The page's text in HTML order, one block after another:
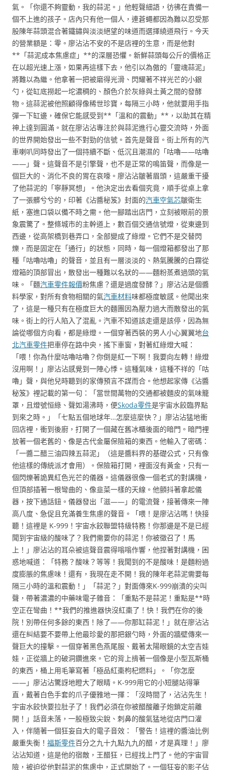
氣。「你還不夠靈動，我的蒜泥。」他輕聲細語，彷彿在責備一
個不上進的孩子。店內只有他一個人，連蒼蠅都因為難以忍受那
股陳年蒜頭混合著鐵鏽與淡淡絕望的味道而選擇繞道飛行。今天
的營業額是：零。廖沾沾不安的不是店裡的生意，而是他對
**「蒜泥成本焦慮症」**的深層恐懼。新鮮蒜頭每公斤的價格正
在以超光速上漲，如果再這樣下去，他引以為傲的「靈魂蒜泥」
將難以為繼。他拿著一把被磨得光滑、閃耀著不祥光芒的小銀
勺，從缸底撈起一坨濃稠的、顏色介於灰綠與土黃之間的發酵
物。這蒜泥被他照顧得像稀世珍寶，每隔三小時，他就要用手指
彈一下缸邊，確保它能感受到**「溫和的震動」**，以助其在精
神上達到圓滿。就在廖沾沾專注於與蒜泥進行心靈交流時，外面
的世界開始發出一些不對勁的信號。首先是聲音。街上所有的汽
車喇叭同時發出了一個持續不斷、低沉且潮濕的「咕嚕——咕嚕
——」聲。這聲音不是引擎聲，也不是正常的鳴笛聲，而像是一
個巨大的、消化不良的胃在哀嚎。廖沾沾皺著眉頭，這嚴重干擾
了他蒜泥的「寧靜冥想」。他決定出去看個究竟，順手從桌上拿
了一張髒兮兮的，印著《沾醬秘笈》封面的汽車空氣芯皺衛生
紙，塞進口袋以備不時之需。他一腳踏出店門，立刻被眼前的景
象震驚了。整條城市的主幹道上，數百個交通信號燈，從東邊到
西邊，從高架橋到巷弄口，全部變成了綠燈。它們不是交替閃
爍，而是固定在「通行」的狀態，同時，每一個燈箱都發出了那
種「咕嚕咕嚕」的聲音，並且有一層淡淡的、熱氣騰騰的白霧從
燈箱的頂部冒出，散發出一種難以名狀的——麵粉蒸煮過頭的氣
味。「麵汽車零件報價粉焦慮？還是過度發酵？」廖沾沾是個醬
料學家，對所有食物相關的氣汽車材料味都極度敏感。他聞出來
了，這是一種只有在極度巨大的麵團因為壓力過大而散發出的氣
味。街上的行人陷入了混亂。汽車不知道該走還是該停，因為無
論從哪個方向看，都是綠燈。一個穿著西裝的男人小心翼翼地台
北汽車零件把車停在路中央，搖下車窗，對著紅綠燈大喊：
「喂！你為什麼咕嚕咕嚕？你倒是紅一下啊！我要向左轉！綠燈
沒用啊！」廖沾沾感覺到一陣心悸。這種氣味，這種不祥的「咕
嚕」聲，與他兒時聽到的家傳預言不謀而合。他想起家傳《沾醬
秘笈》裡記載的第一句：「當世間萬物的交通都被麵皮的氣味籠
罩，且燈號恒綠、聲如湯沸時，便Skoda零件是宇宙水餃臨界點
到來之時。」「七點五個地球年…怎麼這麼快？」廖沾沾猛地衝
回店裡，衝到後廚，打開了一個藏在舊冰櫃後面的暗門。暗門裡
放著一個老舊的、像是古代金屬保險箱的東西。他輸入了密碼：
「一醬二醋三油四辣五蒜泥」（這是醬料界的基礎公式，只有像
他這樣的傳統派才會用）。保險箱打開，裡面沒有黃金，只有一
個閃爍著詭異紅色光芒的儀器。這儀器很像一個老式的對講機，
但頂部插著一根彎曲的、像韭菜一樣的天線。他顫抖著拿起儀
器，按下通話鈕。儀器發出「滋——」的電流聲，接著傳來一陣
高八度、急促且充滿養生焦慮的聲音。「喂！是廖沾沾嗎！快接
聽！這裡是 K-999！宇宙水餃聯盟特級特務！你那邊是不是已經
聞到宇宙級的酸味了？我們需要你的蒜泥！你被徵召了！馬
上！」廖沾沾的耳朵被這聲音震得嗡嗡作響，他捏著對講機，困
惑地喊道：「特務？酸味？等等！我聞到的不是酸味！是麵粉過
度膨脹的焦慮味！還有，我現在走不開！我的陳年老蒜泥需要每
隔三小時的溫和震動！」「蒜泥？」對面傳來K-999崩潰的尖叫
聲，帶著濃濃的中藥味電子雜音：「重點不是蒜泥！重點是**時
空正在彎曲！**我們的推進器快沒紅棗了！快！我們在你的後
院！別帶任何多餘的東西！除了——你那缸蒜泥！」就在廖沾沾
還在糾結要不要帶上他最珍愛的那把銀勺時，外面的牆壁傳來一
聲巨大的撞擊。一個穿著黑色燕尾服、戴著太陽眼鏡的太空吉娃
娃，正從牆上的破洞鑽進來。它的背上揹著一個像是小型瓦斯桶
的東西，桶上用毛筆寫著「極品紅棗枸杞燃料」。「你怎麼
——」廖沾沾驚訝地瞪大了眼睛。K-999用它的小短腿站得筆
直，戴著白色手套的爪子優雅地一揮：「沒時間了，沾沾先生！
宇宙水餃快要拉肚子了！我們必須在你被醋酸離子炮鎖定前離
開！」話音未落，一股極致尖銳、刺鼻的酸氣猛地從店門口灌
入，伴隨著一個狂妄自大的電子音效：「警告！這裡的醬油比例
嚴重失衡！ 福斯零件百分之九十九點九九的醋，才是真理！」廖
沾沾知道，這是他的宿敵，王醋狂，已經找上門了。他的宇宙冒
險，被迫從他對蒜泥的焦慮中，正式開始了。一個狂妄的影子佔